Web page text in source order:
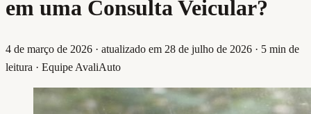
em uma Consulta Veicular?
4 de março de 2026 · atualizado em 28 de julho de 2026 · 5 min de
leitura · Equipe AvaliAuto